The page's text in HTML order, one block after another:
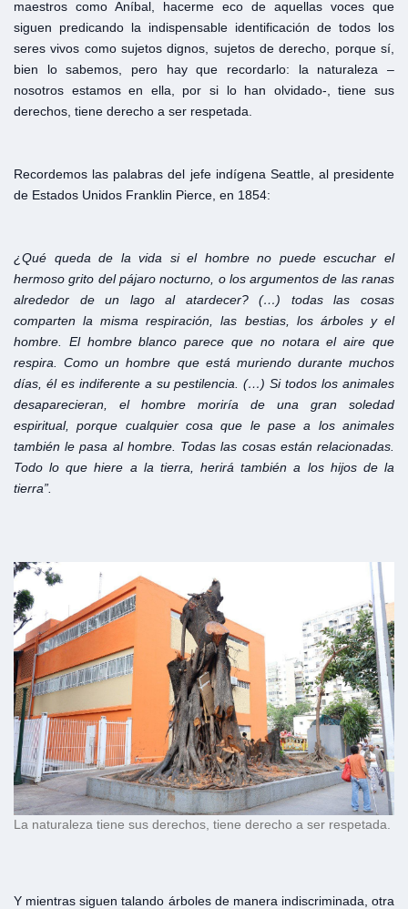
maestros como Aníbal, hacerme eco de aquellas voces que
siguen predicando la indispensable identificación de todos los
seres vivos como sujetos dignos, sujetos de derecho, porque sí,
bien lo sabemos, pero hay que recordarlo: la naturaleza –
nosotros estamos en ella, por si lo han olvidado-, tiene sus
derechos, tiene derecho a ser respetada.
Recordemos las palabras del jefe indígena Seattle, al presidente
de Estados Unidos Franklin Pierce, en 1854:
¿Qué queda de la vida si el hombre no puede escuchar el
hermoso grito del pájaro nocturno, o los argumentos de las ranas
alrededor de un lago al atardecer? (…) todas las cosas
comparten la misma respiración, las bestias, los árboles y el
hombre. El hombre blanco parece que no notara el aire que
respira. Como un hombre que está muriendo durante muchos
días, él es indiferente a su pestilencia. (…) Si todos los animales
desaparecieran, el hombre moriría de una gran soledad
espiritual, porque cualquier cosa que le pase a los animales
también le pasa al hombre. Todas las cosas están relacionadas.
Todo lo que hiere a la tierra, herirá también a los hijos de la
tierra”.
La naturaleza tiene sus derechos, tiene derecho a ser respetada.
Y mientras siguen talando árboles de manera indiscriminada, otra